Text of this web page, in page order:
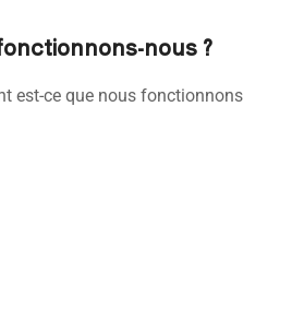
nous ?
est-ce que nous fonctionnons